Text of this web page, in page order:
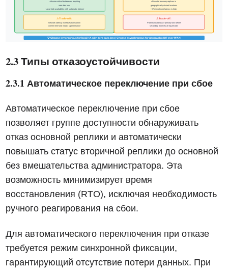
2.3 Типы отказоустойчивости
2.3.1 Автоматическое переключение при сбое
Автоматическое переключение при сбое
позволяет группе доступности обнаруживать
отказ основной реплики и автоматически
повышать статус вторичной реплики до основной
без вмешательства администратора. Эта
возможность минимизирует время
восстановления (RTO), исключая необходимость
ручного реагирования на сбои.
Для автоматического переключения при отказе
требуется режим синхронной фиксации,
гарантирующий отсутствие потери данных. При